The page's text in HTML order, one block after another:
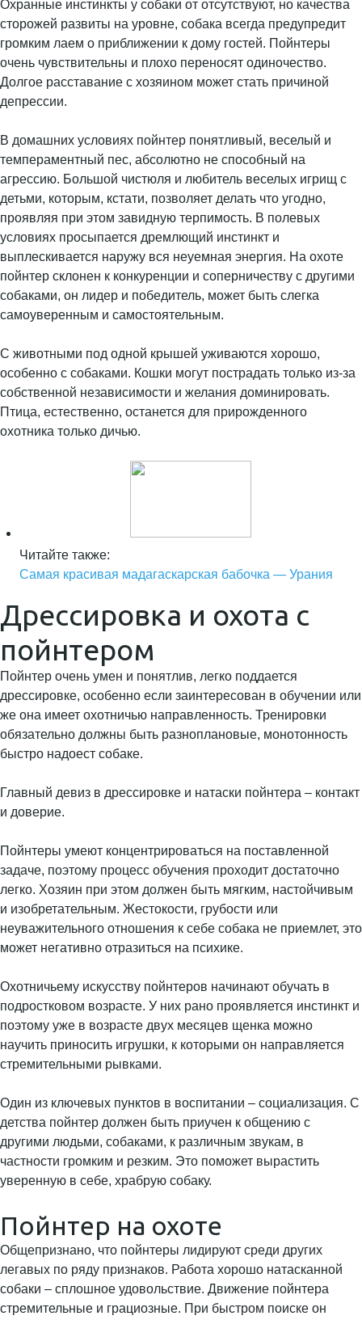
Охранные инстинкты у собаки от отсутствуют, но качества
сторожей развиты на уровне, собака всегда предупредит
громким лаем о приближении к дому гостей. Пойнтеры
очень чувствительны и плохо переносят одиночество.
Долгое расставание с хозяином может стать причиной
депрессии.
В домашних условиях пойнтер понятливый, веселый и
темпераментный пес, абсолютно не способный на
агрессию. Большой чистюля и любитель веселых игрищ с
детьми, которым, кстати, позволяет делать что угодно,
проявляя при этом завидную терпимость. В полевых
условиях просыпается дремлющий инстинкт и
выплескивается наружу вся неуемная энергия. На охоте
пойнтер склонен к конкуренции и соперничеству с другими
собаками, он лидер и победитель, может быть слегка
самоуверенным и самостоятельным.
С животными под одной крышей уживаются хорошо,
особенно с собаками. Кошки могут пострадать только из-за
собственной независимости и желания доминировать.
Птица, естественно, останется для прирожденного
охотника только дичью.
Читайте также:
Самая красивая мадагаскарская бабочка — Урания
Дрессировка и охота с
пойнтером
Пойнтер очень умен и понятлив, легко поддается
дрессировке, особенно если заинтересован в обучении или
же она имеет охотничью направленность. Тренировки
обязательно должны быть разноплановые, монотонность
быстро надоест собаке.
Главный девиз в дрессировке и натаски пойнтера – контакт
и доверие.
Пойнтеры умеют концентрироваться на поставленной
задаче, поэтому процесс обучения проходит достаточно
легко. Хозяин при этом должен быть мягким, настойчивым
и изобретательным. Жестокости, грубости или
неуважительного отношения к себе собака не приемлет, это
может негативно отразиться на психике.
Охотничьему искусству пойнтеров начинают обучать в
подростковом возрасте. У них рано проявляется инстинкт и
поэтому уже в возрасте двух месяцев щенка можно
научить приносить игрушки, к которыми он направляется
стремительными рывками.
Один из ключевых пунктов в воспитании – социализация. С
детства пойнтер должен быть приучен к общению с
другими людьми, собаками, к различным звукам, в
частности громким и резким. Это поможет вырастить
уверенную в себе, храбрую собаку.
Пойнтер на охоте
Общепризнано, что пойнтеры лидируют среди других
легавых по ряду признаков. Работа хорошо натасканной
собаки – сплошное удовольствие. Движение пойнтера
стремительные и грациозные. При быстром поиске он